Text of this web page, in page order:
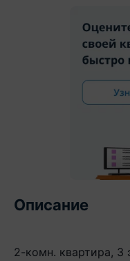
Описание
2-комн. квартира,